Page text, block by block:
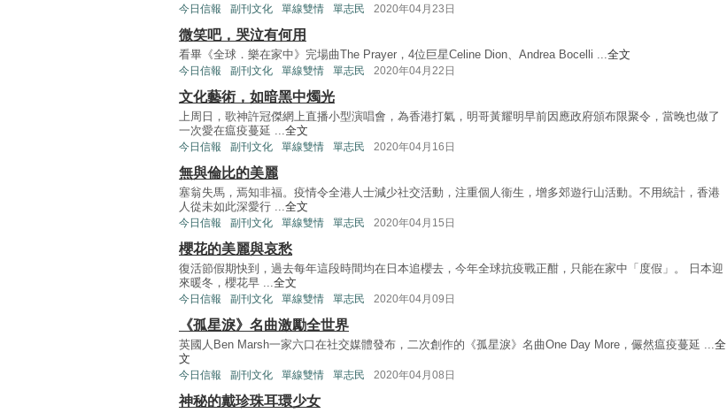
今日信報 副刊文化 單線雙情 單志民 2020年04月23日
微笑吧，哭泣有何用
看畢《全球．樂在家中》完場曲The Prayer，4位巨星Celine Dion、Andrea Bocelli ...全文
今日信報 副刊文化 單線雙情 單志民 2020年04月22日
文化藝術，如暗黑中燭光
上周日，歌神許冠傑網上直播小型演唱會，為香港打氣，明哥黃耀明早前因應政府頒布限聚令，當晚也做了
一次愛在瘟疫蔓延 ...全文
今日信報 副刊文化 單線雙情 單志民 2020年04月16日
無與倫比的美麗
塞翁失馬，焉知非福。疫情令全港人士減少社交活動，注重個人衞生，增多郊遊行山活動。不用統計，香港
人從未如此深愛行 ...全文
今日信報 副刊文化 單線雙情 單志民 2020年04月15日
櫻花的美麗與哀愁
復活節假期快到，過去每年這段時間均在日本追櫻去，今年全球抗疫戰正酣，只能在家中「度假」。 日本迎
來暖冬，櫻花早 ...全文
今日信報 副刊文化 單線雙情 單志民 2020年04月09日
《孤星淚》名曲激勵全世界
英國人Ben Marsh一家六口在社交媒體發布，二次創作的《孤星淚》名曲One Day More，儼然瘟疫蔓延 ...全
文
今日信報 副刊文化 單線雙情 單志民 2020年04月08日
神秘的戴珍珠耳環少女